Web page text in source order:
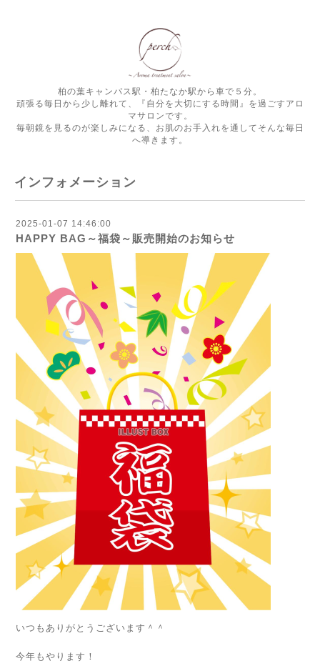
柏の葉キャンパス駅・柏たなか駅から車で５分。
頑張る毎日から少し離れて、『自分を大切にする時間』を過ごすアロ
マサロンです。
毎朝鏡を見るのが楽しみになる、お肌のお手入れを通してそんな毎日
へ導きます。
インフォメーション
2025-01-07 14:46:00
HAPPY BAG～福袋～販売開始のお知らせ
いつもありがとうございます＾＾
今年もやります！